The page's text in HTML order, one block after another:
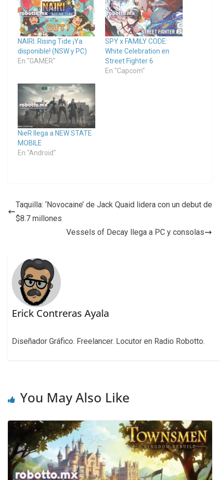
NAIRI: Rising Tide ¡Ya
disponible! (NSW y PC)
En "GAMER"
SPY x FAMILY CODE:
White Celebration en
Street Fighter 6
En "Capcom"
NieR llega a NEW STATE
MOBILE
En "Android"
Taquilla: ‘Novocaine’ de Jack Quaid lidera con un debut de
$8.7 millones
Vessels of Decay llega a PC y consolas
Erick Contreras Ayala
Diseñador Gráfico. Freelancer. Locutor en Radio Robotto.
You May Also Like